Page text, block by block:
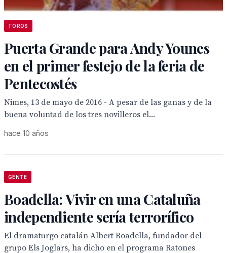
TOROS
Puerta Grande para Andy Younes
en el primer festejo de la feria de
Pentecostés
Nimes, 13 de mayo de 2016 - A pesar de las ganas y de la
buena voluntad de los tres novilleros el...
hace 10 años
GENTE
Boadella: Vivir en una Cataluña
independiente sería terrorífico
El dramaturgo catalán Albert Boadella, fundador del
grupo Els Joglars, ha dicho en el programa Ratones